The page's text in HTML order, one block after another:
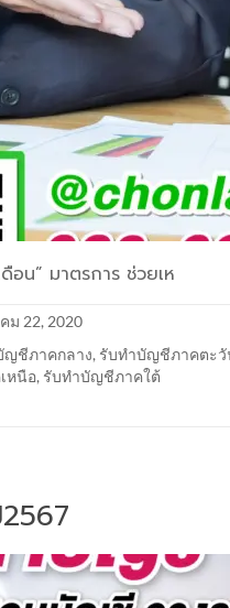
น” มาตรการ ช่วยเห
ม 22, 2020
ญชีภาคกลาง, รับทำบัญชีภาคตะ
หนือ, รับทำบัญชีภาคใต้